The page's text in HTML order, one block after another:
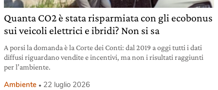
Quanta CO2 è stata risparmiata con gli ecobonus
sui veicoli elettrici e ibridi? Non si sa
A porsi la domanda è la Corte dei Conti: dal 2019 a oggi tutti i dati
diffusi riguardano vendite e incentivi, ma non i risultati raggiunti
per l’ambiente.
Ambiente 22 luglio 2026